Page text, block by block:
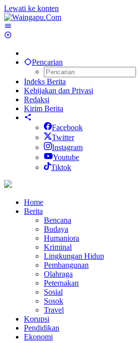
Lewati ke konten
Pencarian
Indeks Berita
Kebijakan dan Privasi
Redaksi
Kirim Berita
Facebook
Twitter
Instagram
Youtube
Tiktok
Home
Berita
Bencana
Budaya
Humaniora
Kriminal
Lingkungan Hidup
Pembangunan
Olahraga
Peternakan
Sosial
Sosok
Travel
Korupsi
Pendidikan
Ekonomi